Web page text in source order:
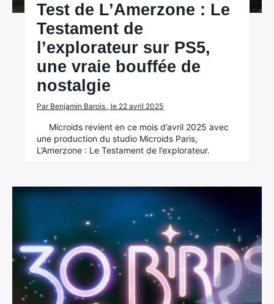
Test de L’Amerzone : Le
Testament de
l’explorateur sur PS5,
une vraie bouffée de
nostalgie
Par Benjamin Barois , le 22 avril 2025
Microids revient en ce mois d’avril 2025 avec
une production du studio Microids Paris,
L’Amerzone : Le Testament de l’explorateur.